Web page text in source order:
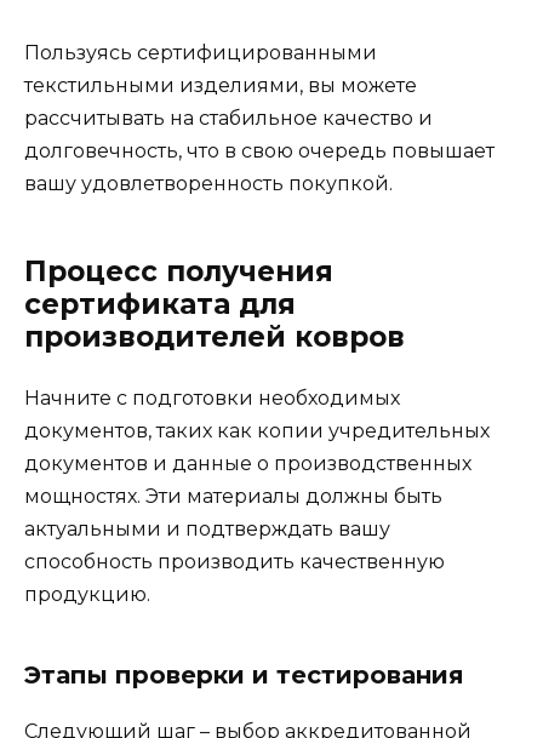
Пользуясь сертифицированными
текстильными изделиями, вы можете
рассчитывать на стабильное качество и
долговечность, что в свою очередь повышает
вашу удовлетворенность покупкой.
Процесс получения
сертификата для
производителей ковров
Начните с подготовки необходимых
документов, таких как копии учредительных
документов и данные о производственных
мощностях. Эти материалы должны быть
актуальными и подтверждать вашу
способность производить качественную
продукцию.
Этапы проверки и тестирования
Следующий шаг – выбор аккредитованной